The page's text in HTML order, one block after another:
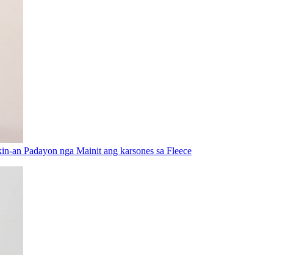
an Padayon nga Mainit ang karsones sa Fleece